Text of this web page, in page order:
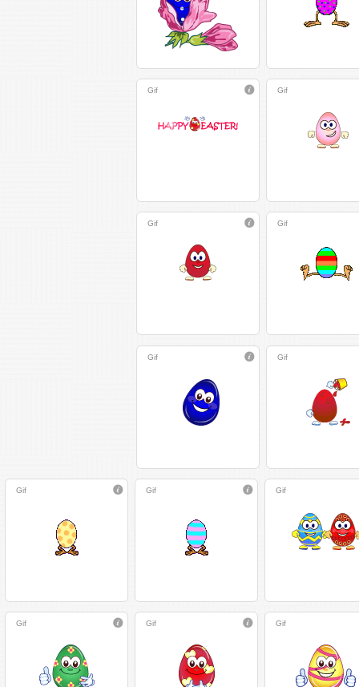
Gif Gif
Gif Gif
Gif Gif
Gif Gif Gif
Gif Gif Gif